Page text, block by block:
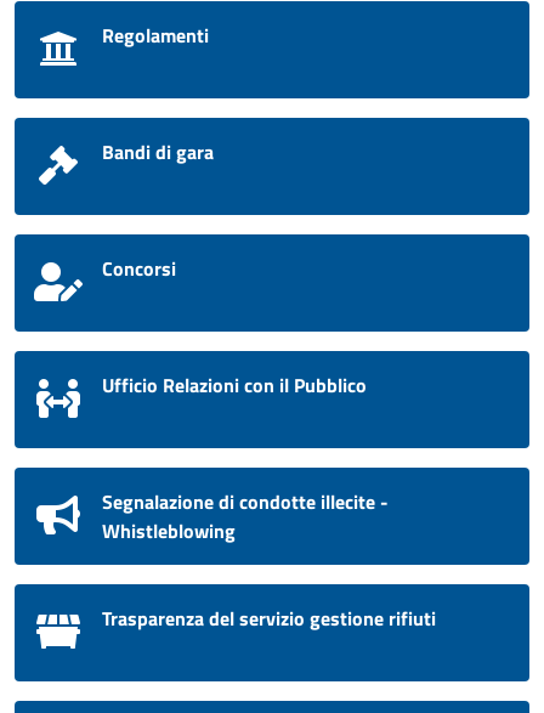
Regolamenti
Bandi di gara
Concorsi
Ufficio Relazioni con il Pubblico
Segnalazione di condotte illecite -
Whistleblowing
Trasparenza del servizio gestione rifiuti